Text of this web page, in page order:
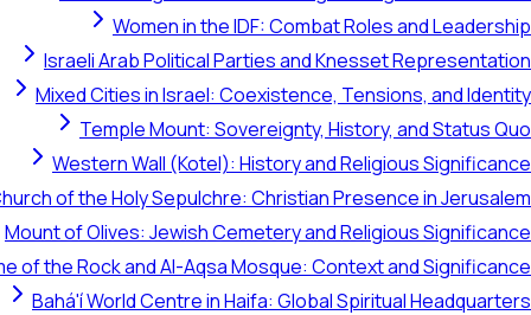
Women in the IDF: Combat Roles and Leadership
Israeli Arab Political Parties and Knesset Representation
Mixed Cities in Israel: Coexistence, Tensions, and Identity
Temple Mount: Sovereignty, History, and Status Quo
Western Wall (Kotel): History and Religious Significance
of the Holy Sepulchre: Christian Presence in Jerusalem
Mount of Olives: Jewish Cemetery and Religious Significance
of the Rock and Al-Aqsa Mosque: Context and Significance
Bahá'í World Centre in Haifa: Global Spiritual Headquarters